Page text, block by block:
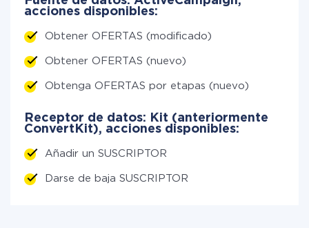
acciones disponibles:
Obtener OFERTAS (modificado)
Obtener OFERTAS (nuevo)
Obtenga OFERTAS por etapas (nuevo)
Receptor de datos: Kit (anteriormente
ConvertKit), acciones disponibles:
Añadir un SUSCRIPTOR
Darse de baja SUSCRIPTOR